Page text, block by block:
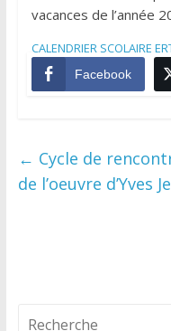
vacances de l’année
CALENDRIER SCOLAIRE
Facebook
← Cycle de
de l’oeuvre d’Yves